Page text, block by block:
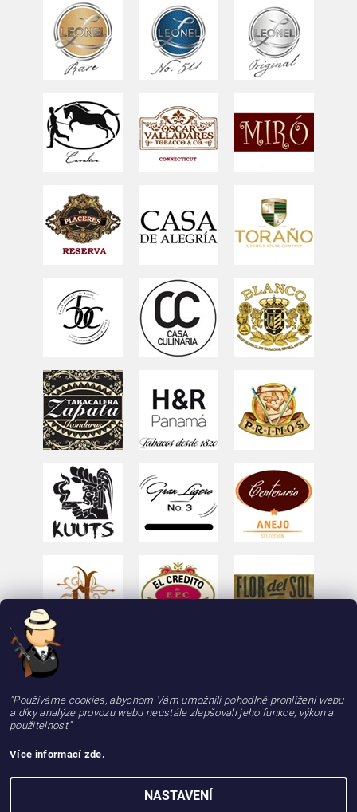
2026 © deLAMOTT, e-shop - doutniky24.cz, doutníky se zárukou 100% kvality, rychle a
"Používáme cookies, abychom Vám umožnili pohodlné prohlížení webu
a díky analýze provozu webu neustále zlepšovali jeho funkce, výkon a
použitelnost."
Více informací zde.
NASTAVENÍ